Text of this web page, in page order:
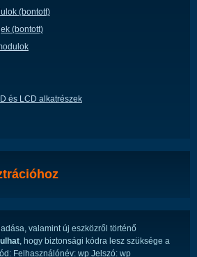
(bontott)
(bontott)
és LCD alkatrészek
valamint új eszközről történő
, hogy biztonsági kódra lesz szüksége a
Felhasználónév: wp Jelszó: wp